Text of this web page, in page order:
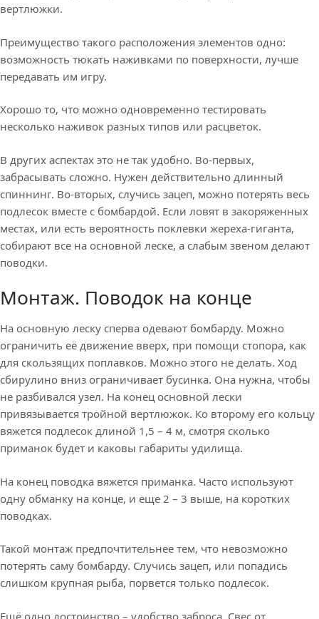
вертлюжки.
Преимущество такого расположения элементов одно:
возможность тюкать наживками по поверхности, лучше
передавать им игру.
Хорошо то, что можно одновременно тестировать
несколько наживок разных типов или расцветок.
В других аспектах это не так удобно. Во-первых,
забрасывать сложно. Нужен действительно длинный
спиннинг. Во-вторых, случись зацеп, можно потерять весь
подлесок вместе с бомбардой. Если ловят в закоряженных
местах, или есть вероятность поклевки жереха-гиганта,
собирают все на основной леске, а слабым звеном делают
поводки.
Монтаж. Поводок на конце
На основную леску сперва одевают бомбарду. Можно
ограничить её движение вверх, при помощи стопора, как
для скользящих поплавков. Можно этого не делать. Ход
сбирулино вниз ограничивает бусинка. Она нужна, чтобы
не разбивался узел. На конец основной лески
привязывается тройной вертлюжок. Ко второму его кольцу
вяжется подлесок длиной 1,5 – 4 м, смотря сколько
приманок будет и каковы габариты удилища.
На конец поводка вяжется приманка. Часто используют
одну обманку на конце, и еще 2 – 3 выше, на коротких
поводках.
Такой монтаж предпочтительнее тем, что невозможно
потерять саму бомбарду. Случись зацеп, или попадись
слишком крупная рыба, порвется только подлесок.
Ещё одно достоинство – удобство заброса. Свес от